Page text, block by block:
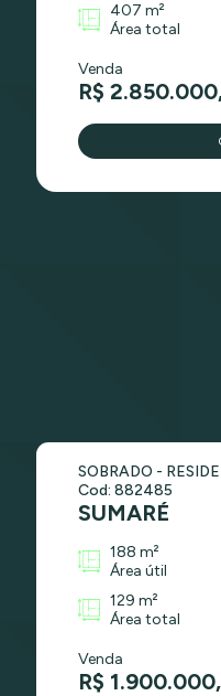
407 m²
Área total
Venda
R$
SOBRADO -
Cod: 882485
SUMARÉ
188 m²
Área útil
129 m²
Área total
Venda
R$